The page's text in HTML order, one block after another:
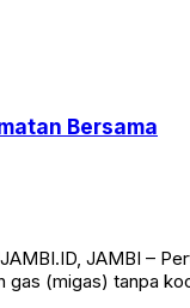
Bersama
JAMBI –
(migas) tanpa